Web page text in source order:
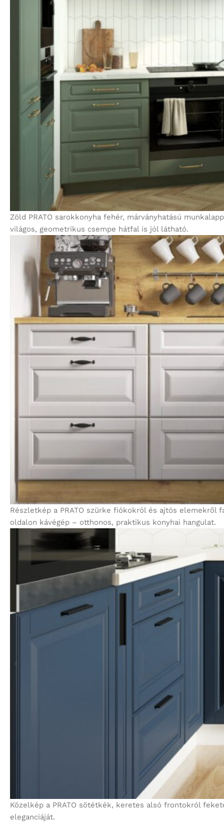
Zöld PRATO sarokkonyha fehér, márványhatású
világos, geometrikus csempe hátfal is jól látható.
Részletkép a PRATO szürke fiókokról és ajtós elemekről
oldalon kávégép – otthonos, praktikus konyhai hangulat.
Közelkép a PRATO sötétkék, keretes alsó frontokról
eleganciáját.